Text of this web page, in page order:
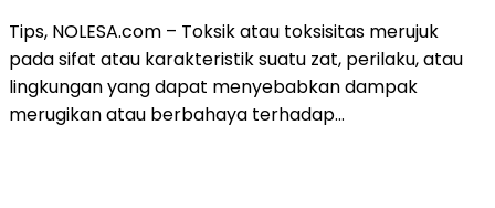
Tips, NOLESA.com – Toksik atau toksisitas merujuk
pada sifat atau karakteristik suatu zat, perilaku, atau
lingkungan yang dapat menyebabkan dampak
merugikan atau berbahaya terhadap…